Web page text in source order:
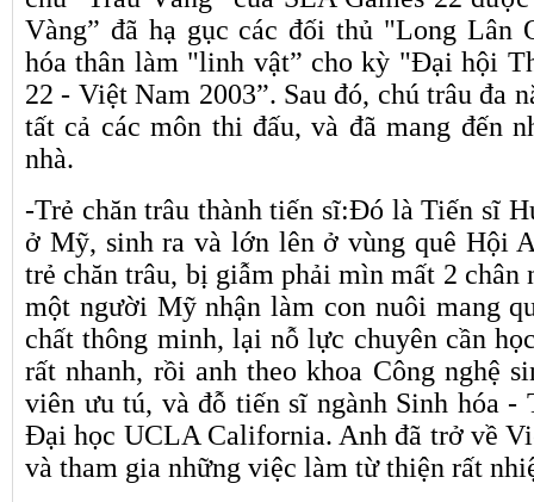
Vàng” đã hạ gục các đối thủ "Long Lân
hóa thân làm "linh vật” cho kỳ "Đại hội
22 - Việt Nam 2003”. Sau đó, chú trâu đa
tất cả các môn thi đấu, và đã mang đến
nhà.
-Trẻ chăn trâu thành tiến sĩ:Đó là Tiến sĩ
ở Mỹ, sinh ra và lớn lên ở vùng quê Hội
trẻ chăn trâu, bị giẫm phải mìn mất 2 chân
một người Mỹ nhận làm con nuôi mang
chất thông minh, lại nỗ lực chuyên cần
rất nhanh, rồi anh theo khoa Công nghệ
viên ưu tú, và đỗ tiến sĩ ngành Sinh hóa -
Đại học UCLA California. Anh đã trở về
và tham gia những việc làm từ thiện rất